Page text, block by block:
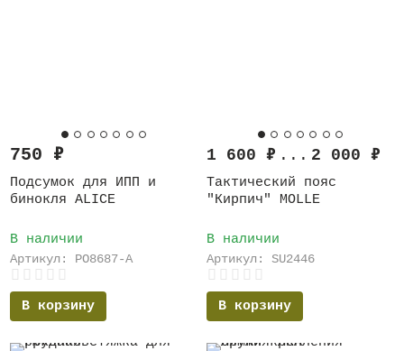
750 ₽
Подсумок для ИПП и
бинокля ALICE
В наличии
Артикул: PO8687-A
В корзину
1 600 ₽ ... 2 000 ₽
Тактический пояс
"Кирпич" MOLLE
В наличии
Артикул: SU2446
В корзину